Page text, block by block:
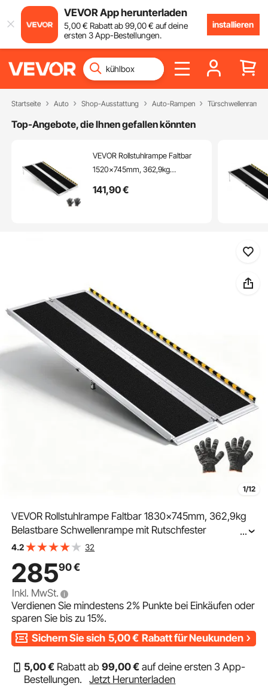
VEVOR App herunterladen
5,00€ Rabatt ab99,00€ auf deine
ersten 3 App-Bestellungen.
installieren
Startseite Auto Shop-Ausstattung Auto-Rampen Türschwellenrampe
Top-Angebote, die Ihnen gefallen könnten
VEVOR Rollstuhlrampe Faltbar
1520x745mm, 362,9kg
Rutschfester Oberfläche,
141,90€
1/12
VEVOR Rollstuhlrampe Faltbar 1830x745mm, 362,9kg
Belastbare Schwellenrampe mit Rutschfester
Oberfläche & 110-210mm Verstellbaren Stützfüßen,
Bordsteine
...
4.2 32
28590€
Inkl. MwSt.
Verdienen Sie mindestens2% Punkte bei Einkäufen oder
sparen Sie bis zu15%.
Sichern Sie sich 5,00€ Rabatt für Neukunden
5,00€ Rabatt ab99,00€ auf deine ersten 3 App-
Bestellungen.
Jetzt Herunterladen